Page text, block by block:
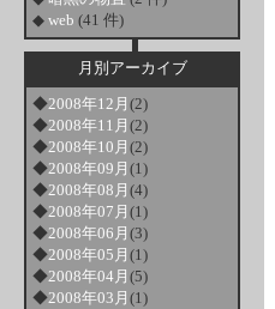
◆ web (41 件)
月別アーカイブ
◆2008年12月 (2)
◆2008年11月 (2)
◆2008年10月 (2)
◆2008年09月 (1)
◆2008年08月 (4)
◆2008年07月 (1)
◆2008年06月 (3)
◆2008年05月 (1)
◆2008年04月 (5)
◆2008年03月 (1)